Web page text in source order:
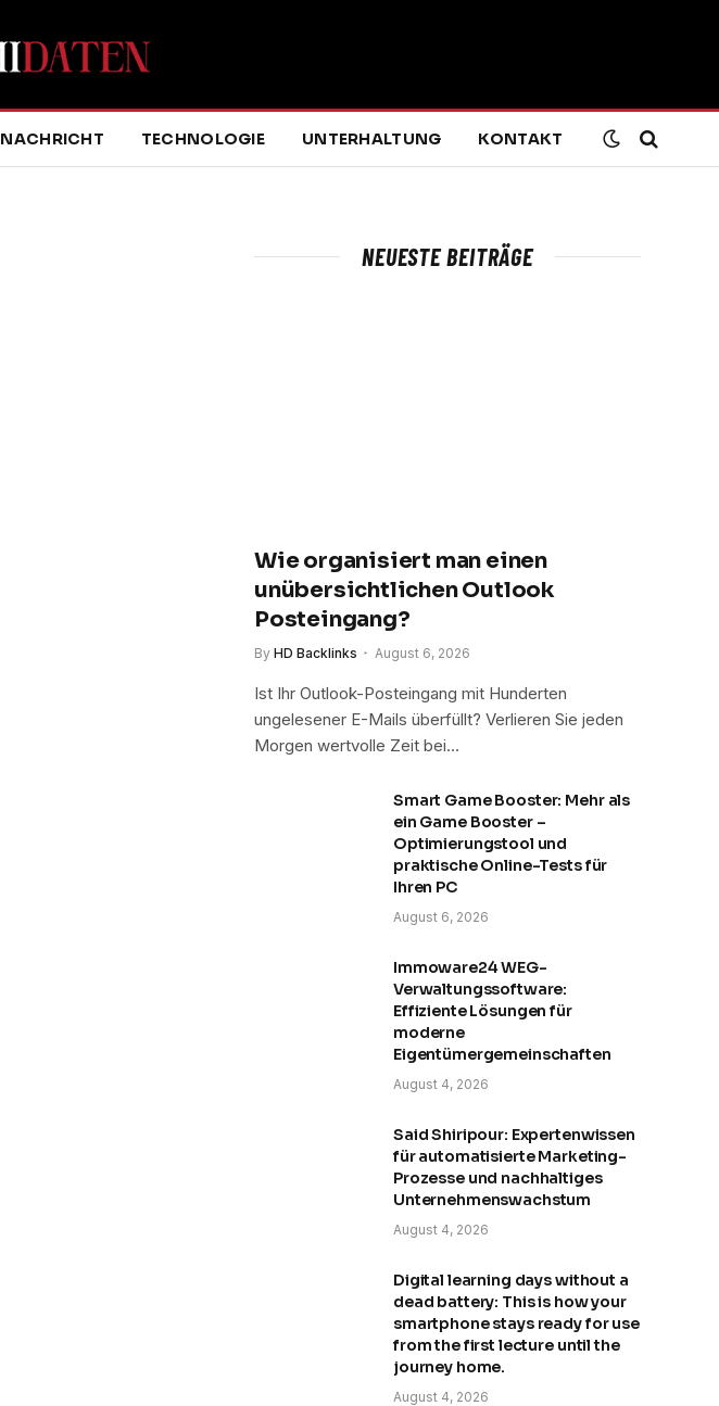
NACHRICHT TECHNOLOGIE UNTERHALTUNG KONTAKT
NEUESTE BEITRÄGE
Wie organisiert man einen
unübersichtlichen Outlook
Posteingang?
By HD Backlinks August 6, 2026
Ist Ihr Outlook-Posteingang mit Hunderten
ungelesener E-Mails überfüllt? Verlieren Sie jeden
Morgen wertvolle Zeit bei…
Smart Game Booster: Mehr als
ein Game Booster –
Optimierungstool und
praktische Online-Tests für
Ihren PC
August 6, 2026
Immoware24 WEG-
Verwaltungssoftware:
Effiziente Lösungen für
moderne
Eigentümergemeinschaften
August 4, 2026
Said Shiripour: Expertenwissen
für automatisierte Marketing-
Prozesse und nachhaltiges
Unternehmenswachstum
August 4, 2026
Digital learning days without a
dead battery: This is how your
smartphone stays ready for use
from the first lecture until the
journey home.
August 4, 2026